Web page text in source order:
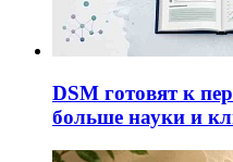
DSM готовят к
больше науки и